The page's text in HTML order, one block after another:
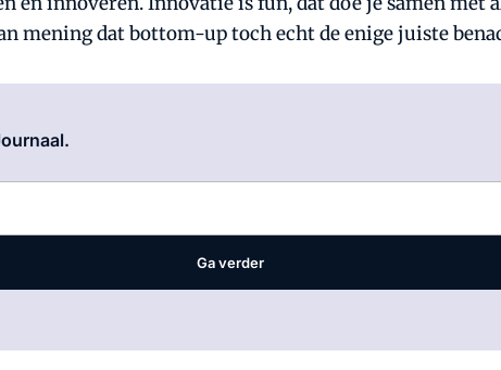
mening dat bottom-up toch echt de enige juiste
Ga verder